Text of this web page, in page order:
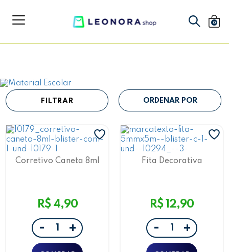
0
FILTRAR
Corretivo Caneta 8ml
R$ 4,90
- +
Fita Decorativa
R$ 12,90
- +